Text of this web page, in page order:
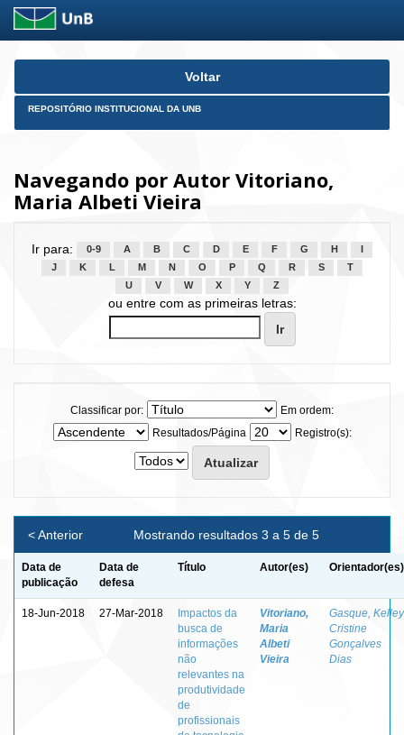
Skip
Voltar
REPOSITÓRIO INSTITUCIONAL DA UNB
Navegando por Autor Vitoriano,
Maria Albeti Vieira
Ir para: 0-9 A B C D E F G H
J
K L M N O P Q R S
T
U
V W X Y Z
ou entre com as primeiras letras:
Classificar por:
Em ordem:
Resultados/Página
Registro(s):
Mostrando resultados 3 a 5 de 5
< Anterior
Data de
publicação
Data de
defesa
Título Autor(es) Orientador(es)
18-Jun-2018 27-Mar-2018
Impactos da
busca de
informações
não
relevantes na
produtividade
de
profissionais
Vitoriano,
Maria
Albeti
Vieira
Gasque, Kelley
Cristine
Gonçalves
Dias